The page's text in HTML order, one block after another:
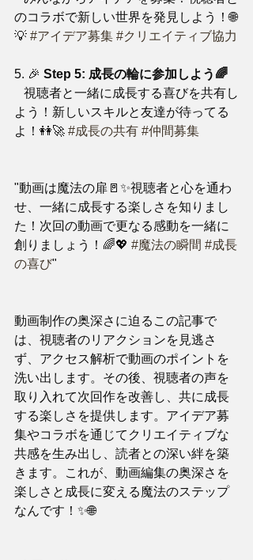
のコラボで新しい世界を発見しよう！🌐
💡 #アイデア募集 #クリエイティブ協力
5. 🎉 Step 5: 成長の輪に参加しよう🌈
よう！新しいスキルと友達が待ってる
よ！👭🚀 #成長の共有 #仲間募集
"動画は魔法の扉🚪✨視聴者と心を通わ
せ、一緒に成長する楽しさを知りまし
た！次回の動画で更なる感動を一緒に
創りましょう！🌈💖 #魔法の瞬間 #成長
の喜び"
動画制作の奥深さに迫るこの記事で
は、視聴者のリアクションを見逃さ
ず、アクセス解析で動画のポイントを
洗い出します。その後、視聴者の声を
取り入れて次回作を改善し、共に成長
する楽しさを提供します。アイデア募
集やコラボを通じてクリエイティブな
共感を生み出し、読者との深い絆を築
きます。これが、動画編集の奥深さを
楽しさと成長に変える魔法のステップ
なんです！✨🌐